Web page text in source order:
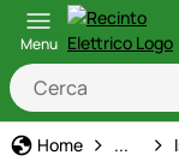
Menu
Home Recinto
...